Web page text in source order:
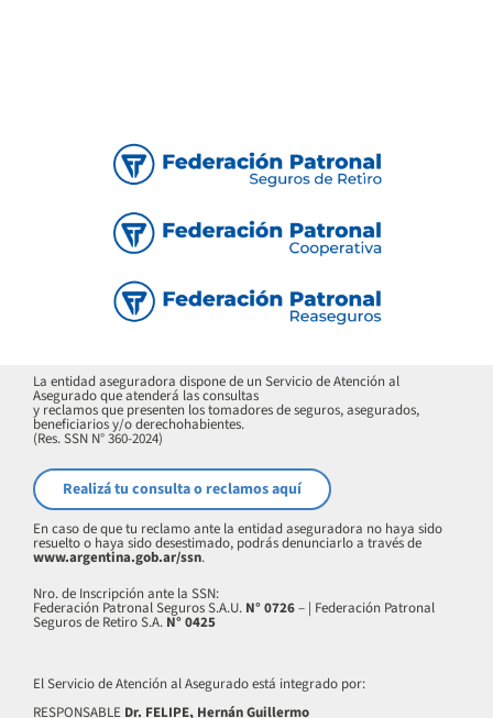
La entidad aseguradora dispone de un Servicio de Atención al
Asegurado que atenderá las consultas
y reclamos que presenten los tomadores de seguros, asegurados,
beneficiarios y/o derechohabientes.
(Res. SSN N° 360-2024)
Realizá tu consulta o reclamos aquí
En caso de que tu reclamo ante la entidad aseguradora no haya sido
resuelto o haya sido desestimado, podrás denunciarlo a través de
www.argentina.gob.ar/ssn.
Nro. de Inscripción ante la SSN:
Federación Patronal Seguros S.A.U. N° 0726– | Federación Patronal
Seguros de Retiro S.A. N° 0425
El Servicio de Atención al Asegurado está integrado por:
RESPONSABLE Dr. FELIPE, Hernán Guillermo